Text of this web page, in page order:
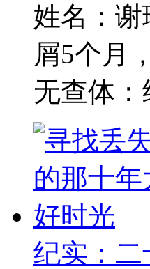
姓名：
屑5个月
无查体：
纪实：